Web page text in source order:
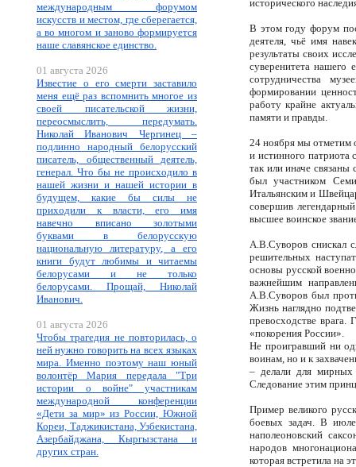
международным форумом
искусств и местом, где сберегается,
а во многом и заново формируется
наше славянское единство.
01 августа 2026
Известие о его смерти заставило
меня ещё раз вспомнить многое из
своей писательской жизни,
переосмыслить, передумать.
Николай Иванович Чергинец –
подлинно народный белорусский
писатель, общественный деятель,
генерал. Что бы не происходило в
нашей жизни и нашей истории в
будущем, какие бы силы не
приходили к власти, его имя
навечно вписано золотыми
буквами в белорусскую
национальную литературу, а его
книги будут любимы и читаемы
белорусами и не только
белорусами. Прощай, Николай
Иванович.
01 августа 2026
Чтобы трагедия не повторилась, о
ней нужно говорить на всех языках
мира. Именно поэтому наш юный
волонтёр Мария передала "Три
истории о войне" участникам
международной конференции
«Дети за мир» из России, Южной
Кореи, Таджикистана, Узбекистана,
Азербайджана, Кыргызстана и
других стран.
исторического
В этом году форум
деятеля, чьё имя
результаты своих
суверенитета нашего
сотрудничества
формировании
работу крайне
памяти и правды.
24 ноября мы отметим
и истинного патриота
так или иначе
был участником
Итальянским и
совершив
высшее воинское
А.В.Суворов снискал
решительных
основы русской
важнейшим
А.В.Суворов был
Жизнь наглядно
превосходстве
«покорения России».
Не проигравший ни
воинам, но и к
– делали для мирных
Следование этим
Пример великого
боевых задач. В
наполеоновский
народов
которая встретила на